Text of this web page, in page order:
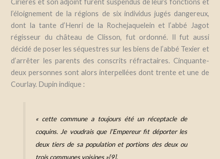
Cirières et son adjoint furent suspendus de leurs fonctions et
l’éloignement de la régions de six individus jugés dangereux,
dont la tante d’Henri de la Rochejaquelein et l’abbé Jagot
régisseur du château de Clisson, fut ordonné. Il fut aussi
décidé de poser les séquestres sur les biens de l’abbé Texier et
d’arrêter les parents des conscrits réfractaires. Cinquante-
deux personnes sont alors interpellées dont trente et une de
Courlay. Dupin indique :
« cette commune a toujours été un réceptacle de
coquins. Je voudrais que l’Empereur fit déporter les
deux tiers de sa population et portions des deux ou
trois communes voisines »[9].